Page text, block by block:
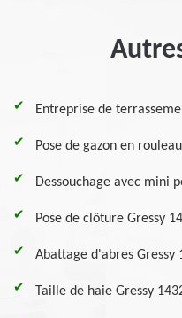
Entreprise de
Pose de gazon en
Dessouchage avec mini
Pose de clôture Gressy
Abattage d'abres Gressy
Taille de haie Gressy